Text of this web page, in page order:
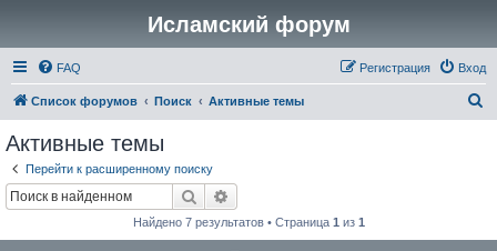
Исламский форум
FAQ Вход
Регистрация
Список форумов Поиск Активные темы
Активные темы
Перейти к расширенному поиску
Поиск
Найдено 7 результатов • Страница 1 из 1